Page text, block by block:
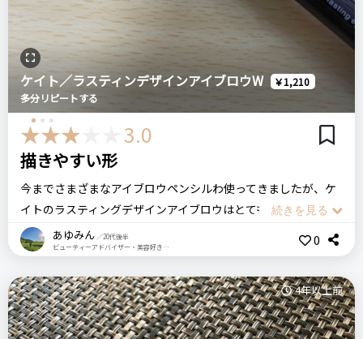
KATE ケイト
デザイニングアイブロウ3D
リピート回数・頻度
初めて
良いところ
簡単に立体眉がつくれる
悪いところ（残念）
付属のブラシが小さい
ケイト／ラスティンデザインアイブロウW
￥1,210
多分リピートする
3.0
描きやすい形
今までさまざまなアイブロウペンシルわ使ってきましたが、ケ
イトのラスティングデザインアイブロウはとても描きやすい形
です！
ペン先の種類も2種類あり、細いタイプとこの楕円形があるの
これ一本でラインもぼかしも自由自在に書けちゃいます！
ふんわりもしっかりも叶えられます！
あゆみん ／20代後半
ビューティーアドバイザー・美容好き・日用品好き
0
4年以上前